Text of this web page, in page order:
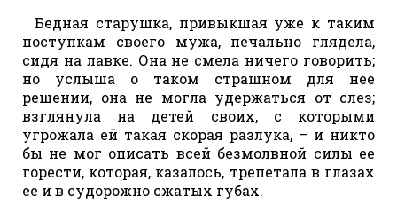
Бедная старушка, привыкшая уже к таким
поступкам своего мужа, печально глядела,
сидя на лавке. Она не смела ничего говорить;
но услыша о таком страшном для нее
решении, она не могла удержаться от слез;
взглянула на детей своих, с которыми
угрожала ей такая скорая разлука, – и никто
бы не мог описать всей безмолвной силы ее
горести, которая, казалось, трепетала в глазах
ее и в судорожно сжатых губах.